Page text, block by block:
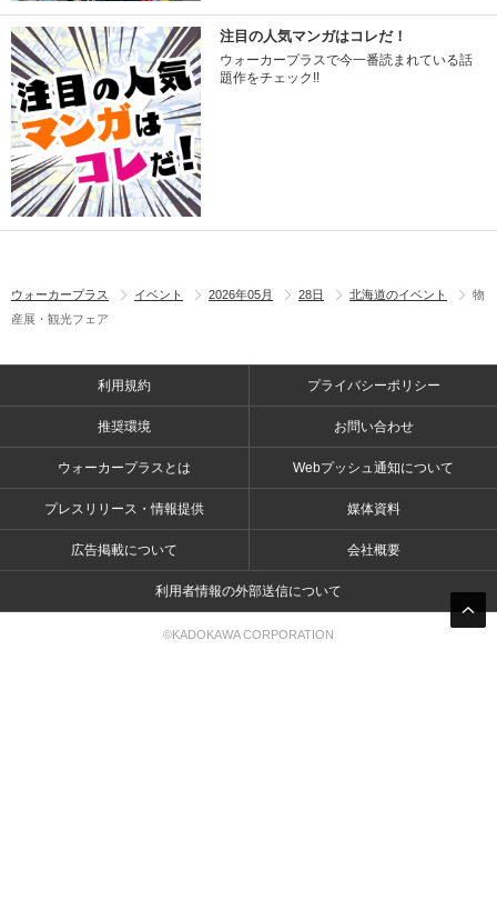
注目の人気マンガはコレだ！
ウォーカープラスで今一番読まれている話
題作をチェック!!
ウォーカープラス イベント 2026年05月 28日 北海道のイベント
物
産展・観光フェア
利用規約 プライバシーポリシー
推奨環境 お問い合わせ
ウォーカープラスとは Webプッシュ通知について
プレスリリース・情報提供 媒体資料
広告掲載について 会社概要
利用者情報の外部送信について
©KADOKAWA CORPORATION